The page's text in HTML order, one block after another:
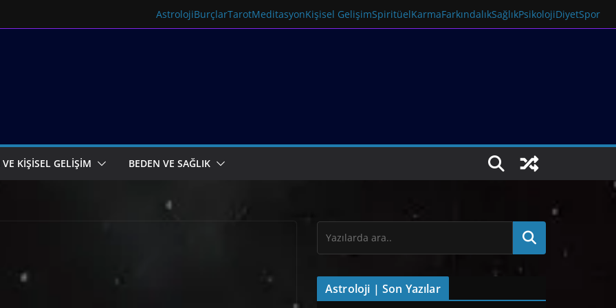
AstrolojiBurçlarTarotMeditasyonKişisel GelişimSpiritüelKarmaFarkındalıkSağlıkPsikolojiDiyetSpor
KİŞİSEL GELİŞİM BEDEN VE SAĞLIK
Astroloji | Son Yazılar